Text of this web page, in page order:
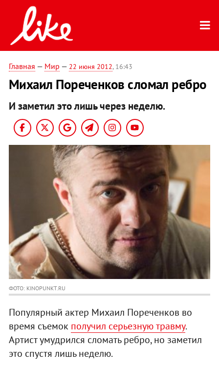
Главная — Мир — 22 июня 2012, 16:43
Михаил Пореченков сломал ребро
И заметил это лишь через неделю.
ФОТО: KINOPUNKT.RU
Популярный актер Михаил Пореченков во
время съемок получил серьезную травму.
Артист умудрился сломать ребро, но заметил
это спустя лишь неделю.